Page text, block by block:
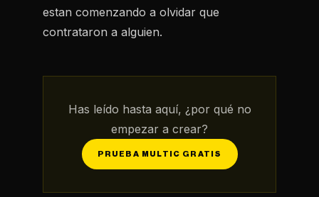
estan comenzando a olvidar que
contrataron a alguien.
Has leído hasta aquí, ¿por qué no
empezar a crear?
PRUEBA MULTIC GRATIS